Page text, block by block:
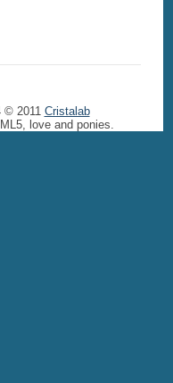
2011 Cristalab
love and ponies.